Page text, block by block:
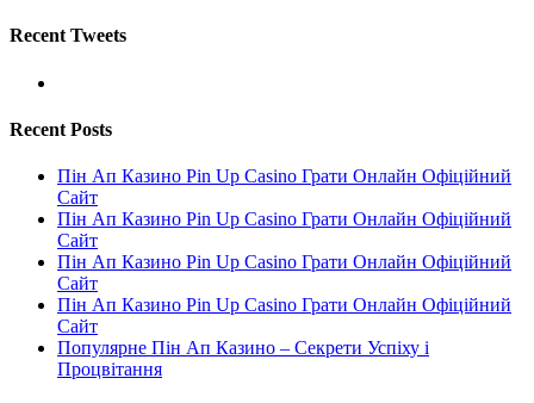
Recent Tweets
Recent Posts
Пін Ап Казино Pin Up Casino Грати Онлайн Офіційний
Сайт
Пін Ап Казино Pin Up Casino Грати Онлайн Офіційний
Сайт
Пін Ап Казино Pin Up Casino Грати Онлайн Офіційний
Сайт
Пін Ап Казино Pin Up Casino Грати Онлайн Офіційний
Сайт
Популярне Пін Ап Казино – Секрети Успіху і
Процвітання